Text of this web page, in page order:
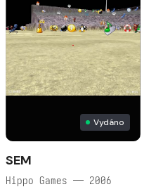
Vydáno
SEM
Hippo Games — 2006